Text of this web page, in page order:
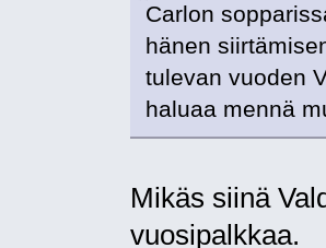
Carlon
hänen
tulevan vuoden
haluaa mennä
Mikäs siinä
vuosipalkkaa.